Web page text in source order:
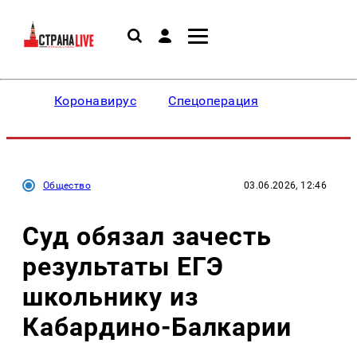
Коронавирус Спецоперация
Общество 03.06.2026, 12:46
Суд обязал зачесть
результаты ЕГЭ
школьнику из
Кабардино-Балкарии